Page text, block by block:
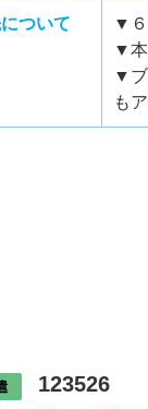
ついて
▼６
▼本
▼ブ
も
123526